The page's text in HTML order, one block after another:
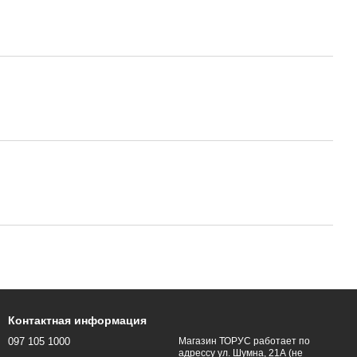
Контактная информация
097 105 1000
Магазин ТОРУС работает по
адрессу ул. Шумна, 21А (не